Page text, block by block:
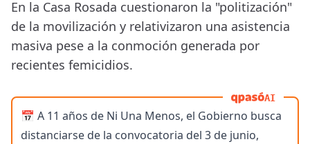
En la Casa Rosada cuestionaron la "politización"
de la movilización y relativizaron una asistencia
masiva pese a la conmoción generada por
recientes femicidios.
AI
📅 A 11 años de Ni Una Menos, el Gobierno busca
distanciarse de la convocatoria del 3 de junio,